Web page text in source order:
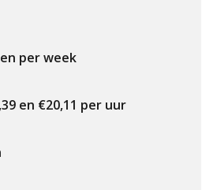
per week
en €20,11 per uur